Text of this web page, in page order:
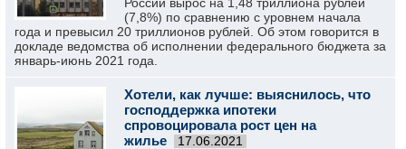
(7,8%) по сравнению с уровнем начала
года и превысил 20 триллионов рублей. Об этом говорится в
докладе ведомства об исполнении федерального бюджета за
январь-июнь 2021 года.
Хотели, как лучше: выяснилось, что
господдержка ипотеки
спровоцировала рост цен на
жилье
17.06.2021